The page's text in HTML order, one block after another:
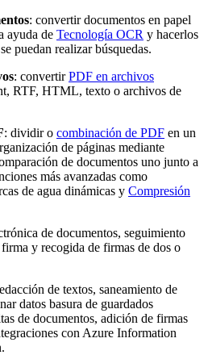
: convertir documentos en papel
ayuda de Tecnología OCR y hacerlos
puedan realizar búsquedas.
: convertirPDF en archivos
RTF, HTML, texto o archivos de
: dividir o combinación de PDF en un
de páginas mediante
de documentos uno junto a
más avanzadas como
de agua dinámicas y Compresión
de documentos, seguimiento
y recogida de firmas de dos o
de textos, saneamiento de
datos basura de guardados
de documentos, adición de firmas
con Azure Information